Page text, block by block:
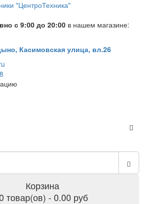
с 9:00 до 20:00 в нашем магазине:
Касимовская улица, вл.26
Корзина
товар(ов) - 0.00 руб